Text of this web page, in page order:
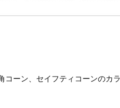
ーン、セイフティコーンのカ